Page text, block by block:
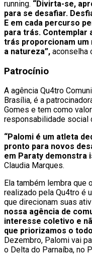
running. “Divirta-se,
para se desafiar.
E em cada percurso
para trás. Contemplar
trás proporcionam um
a natureza”, aconselha
Patrocínio
A agência Qu4tro
Brasília, é a
Gomes e tem como
responsabilidade social
“Palomi é um atleta
pronto para novos
em Paraty demonstra
Claudia Marques.
Ela também lembra que
realizado pela Qu4tro é
que direcionam suas
nossa agência de
interesse coletivo e
que priorizamos o
Dezembro, Palomi vai
o Delta do Parnaíba, no